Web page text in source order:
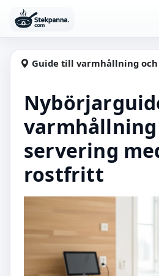
Hoppa till huvudinnehåll
Stekpanna
Guide till varmhållning och
varmhållning
servering
rostfritt